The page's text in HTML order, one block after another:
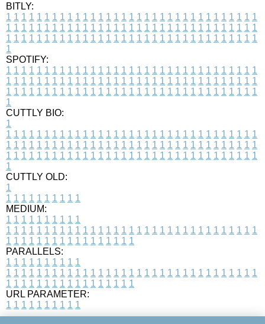
BITLY:
1 1 1 1 1 1 1 1 1 1 1 1 1 1 1 1 1 1 1 1 1 1 1 1 1 1 1 1 1 1 1 1 1
1 1 1 1 1 1 1 1 1 1 1 1 1 1 1 1 1 1 1 1 1 1 1 1 1 1 1 1 1 1 1 1 1
1 1 1 1 1 1 1 1 1 1 1 1 1 1 1 1 1 1 1 1 1 1 1 1 1 1 1 1 1 1 1 1 1
1
SPOTIFY:
1 1 1 1 1 1 1 1 1 1 1 1 1 1 1 1 1 1 1 1 1 1 1 1 1 1 1 1 1 1 1 1 1
1 1 1 1 1 1 1 1 1 1 1 1 1 1 1 1 1 1 1 1 1 1 1 1 1 1 1 1 1 1 1 1 1
1 1 1 1 1 1 1 1 1 1 1 1 1 1 1 1 1 1 1 1 1 1 1 1 1 1 1 1 1 1 1 1 1
1
CUTTLY BIO:
1
1 1 1 1 1 1 1 1 1 1 1 1 1 1 1 1 1 1 1 1 1 1 1 1 1 1 1 1 1 1 1 1 1
1 1 1 1 1 1 1 1 1 1 1 1 1 1 1 1 1 1 1 1 1 1 1 1 1 1 1 1 1 1 1 1 1
1 1 1 1 1 1 1 1 1 1 1 1 1 1 1 1 1 1 1 1 1 1 1 1 1 1 1 1 1 1 1 1 1
1
CUTTLY OLD:
1
1 1 1 1 1 1 1 1 1 1
MEDIUM:
1 1 1 1 1 1 1 1 1 1
1 1 1 1 1 1 1 1 1 1 1 1 1 1 1 1 1 1 1 1 1 1 1 1 1 1 1 1 1 1 1 1 1
1 1 1 1 1 1 1 1 1 1 1 1 1 1 1 1 1
PARALLELS:
1 1 1 1 1 1 1 1 1 1
1 1 1 1 1 1 1 1 1 1 1 1 1 1 1 1 1 1 1 1 1 1 1 1 1 1 1 1 1 1 1 1 1
1 1 1 1 1 1 1 1 1 1 1 1 1 1 1 1 1
URL PARAMETER:
1 1 1 1 1 1 1 1 1 1